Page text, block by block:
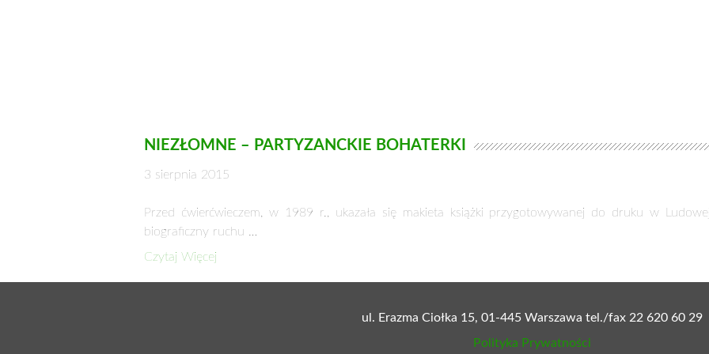
NIEZŁOMNE – PARTYZANCKIE BOHATERKI
3 sierpnia 2015
Przed ćwierćwieczem, w 1989 r., ukazała się makieta książki przygotowywanej do druku w
biograficzny ruchu …
Czytaj Więcej
ul. Erazma Ciołka 15, 01-445 Warszawa tel./fax 22 620 60 29
Polityka Prywatności